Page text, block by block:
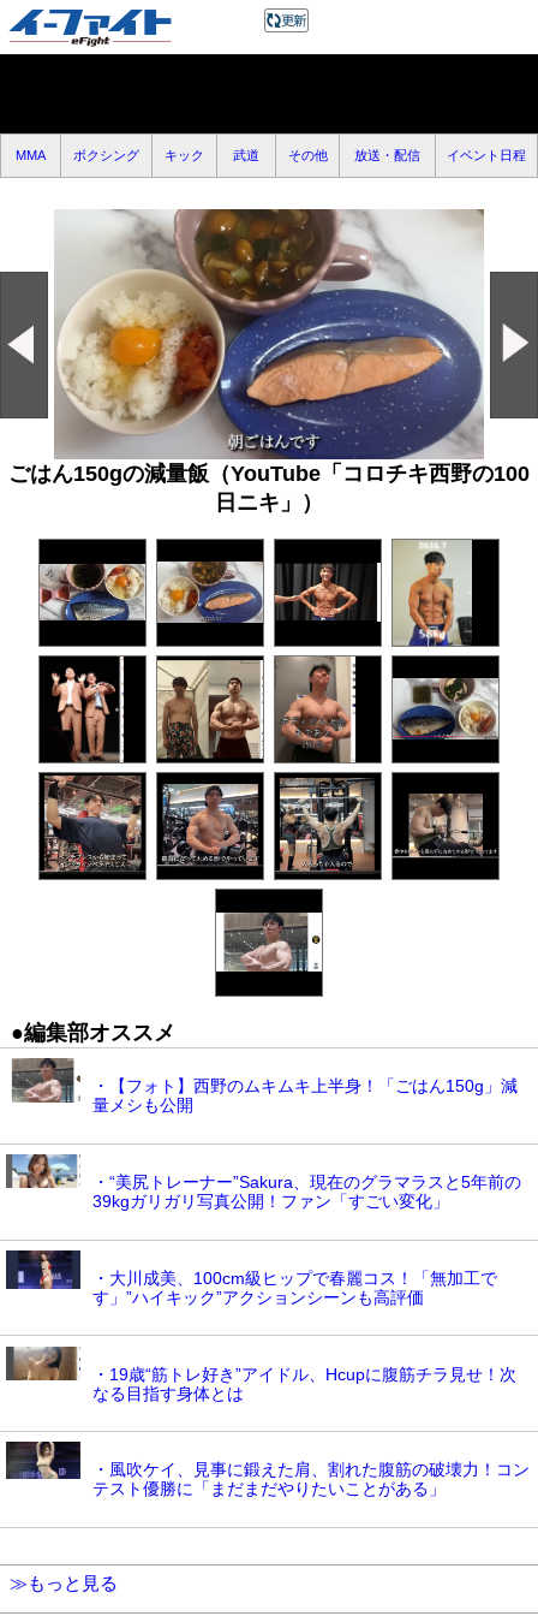
MMA ボクシング キック 武道 その他 放送・配信 イベント日程
ごはん150gの減量飯（YouTube「コロチキ西野の100
日ニキ」）
●編集部オススメ
・【フォト】西野のムキムキ上半身！「ごはん150g」減
量メシも公開
・“美尻トレーナー”Sakura、現在のグラマラスと5年前の
39kgガリガリ写真公開！ファン「すごい変化」
・大川成美、100cm級ヒップで春麗コス！「無加工で
す」”ハイキック”アクションシーンも高評価
・19歳“筋トレ好き”アイドル、Hcupに腹筋チラ見せ！次
なる目指す身体とは
・風吹ケイ、見事に鍛えた肩、割れた腹筋の破壊力！コン
テスト優勝に「まだまだやりたいことがある」
≫もっと見る